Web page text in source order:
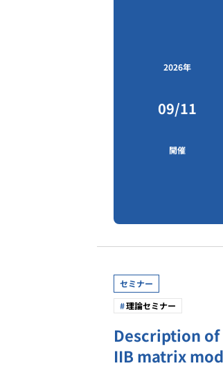
2026年
09/11
開催
セミナー
理論セミナー
Description
IIB matrix